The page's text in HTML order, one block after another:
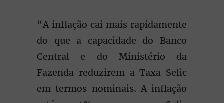
“A inflação cai mais rapidamente
do que a capacidade do Banco
Central e do Ministério da
Fazenda reduzirem a Taxa Selic
em termos nominais. A inflação